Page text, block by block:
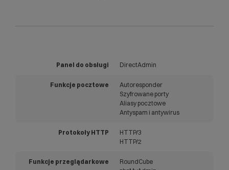
Panel do obsługi DirectAdmin
Funkcje pocztowe
Autoresponder
Szyfrowane porty
Aliasy pocztowe
Antyspam i antywirus
Protokoły HTTP
HTTP/3
HTTP/2
Funkcje przeglądarkowe
RoundCube